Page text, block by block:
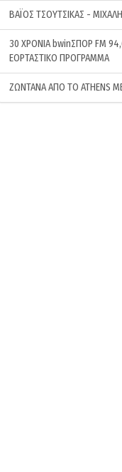
ΒΑΪΟΣ ΤΣΟΥΤΣΙΚΑΣ -
30 ΧΡΟΝΙΑ bwinΣΠΟΡ FM
ΕΟΡΤΑΣΤΙΚΟ ΠΡΟΓΡΑΜΜΑ
ΖΩΝΤΑΝΑ ΑΠΟ ΤΟ ATHENS